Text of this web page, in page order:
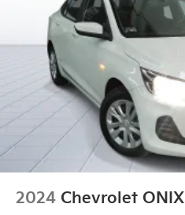
2024 Chevrolet ONIX